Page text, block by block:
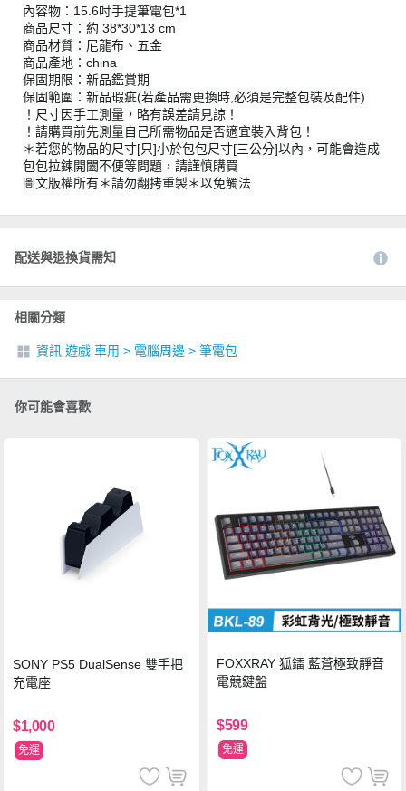
內容物：15.6吋手提筆電包*1
商品尺寸：約 38*30*13 cm
商品材質：尼龍布、五金
商品產地：china
保固期限：新品鑑賞期
保固範圍：新品瑕疵(若產品需更換時,必須是完整包裝及配件)
！尺寸因手工測量，略有誤差請見諒！
！請購買前先測量自己所需物品是否適宜裝入背包！
＊若您的物品的尺寸[只]小於包包尺寸[三公分]以內，可能會造成
包包拉鍊開闔不便等問題，請謹慎購買
圖文版權所有＊請勿翻拷重製＊以免觸法
配送與退換貨需知
相關分類
資訊 遊戲 車用 > 電腦周邊 > 筆電包
你可能會喜歡
SONY PS5 DualSense 雙手把
充電座
$1,000
免運
FOXXRAY 狐鐳 藍蒼極致靜音
電競鍵盤
$599
免運